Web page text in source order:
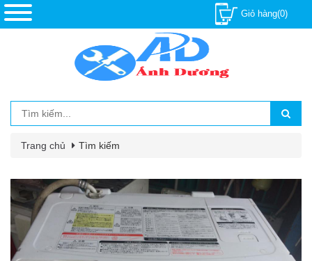
Giỏ hàng(0)
Trang chủ Tìm kiếm